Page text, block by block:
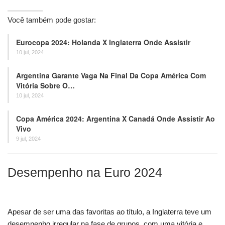
Você também pode gostar:
Eurocopa 2024: Holanda X Inglaterra Onde Assistir
10 jul, 2024
Argentina Garante Vaga Na Final Da Copa América Com
Vitória Sobre O…
10 jul, 2024
Copa América 2024: Argentina X Canadá Onde Assistir Ao
Vivo
9 jul, 2024
Desempenho na Euro 2024
Apesar de ser uma das favoritas ao título, a Inglaterra teve um